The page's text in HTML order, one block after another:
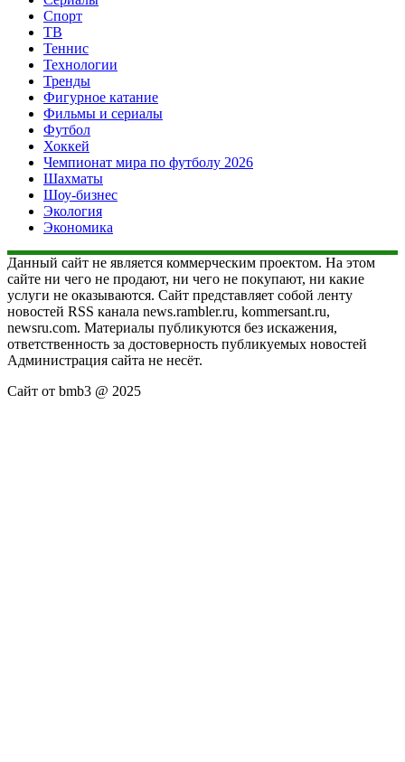
Спорт
ТВ
Теннис
Технологии
Тренды
Фигурное катание
Фильмы и сериалы
Футбол
Хоккей
Чемпионат мира по футболу 2026
Шахматы
Шоу-бизнес
Экология
Экономика
Данный сайт не является коммерческим проектом. На этом
сайте ни чего не продают, ни чего не покупают, ни какие
услуги не оказываются. Сайт представляет собой ленту
новостей RSS канала news.rambler.ru, kommersant.ru,
newsru.com. Материалы публикуются без искажения,
ответственность за достоверность публикуемых новостей
Администрация сайта не несёт.
Сайт от bmb3 @ 2025